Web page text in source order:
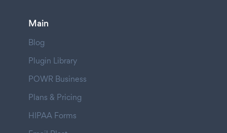
Main
Blog
Plugin Library
POWR Business
Plans & Pricing
HIPAA Forms